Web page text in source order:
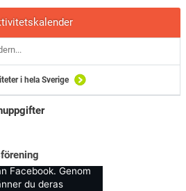
i hela Sverige
Facebook. Genom
du deras